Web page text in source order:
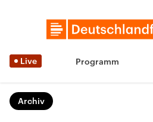
Live Programm
Archiv